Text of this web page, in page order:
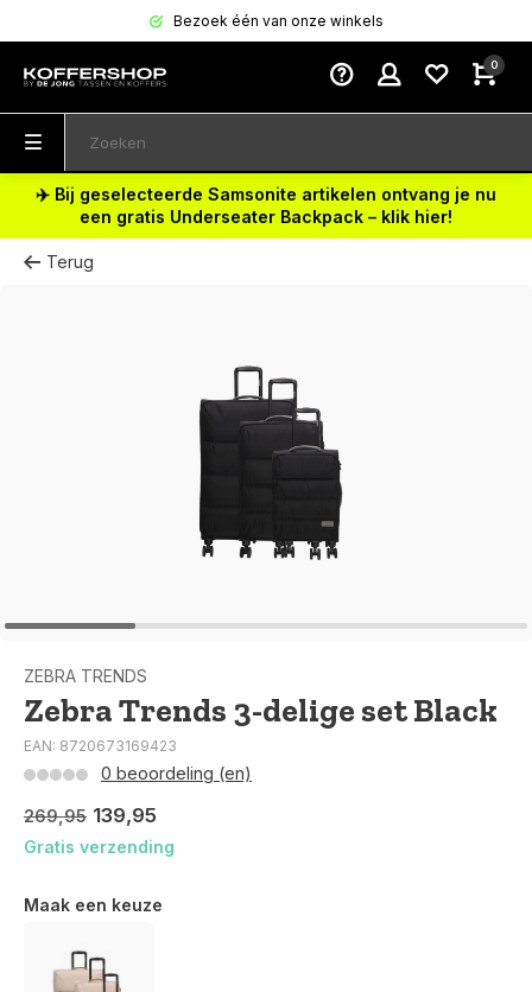
Bezoek één van onze winkels
0
✈️ Bij geselecteerde Samsonite artikelen ontvang je nu
een gratis Underseater Backpack – klik hier!
Terug
ZEBRA TRENDS
Zebra Trends 3-delige set Black
EAN: 8720673169423
0 beoordeling (en)
269,95 139,95
Gratis verzending
Maak een keuze